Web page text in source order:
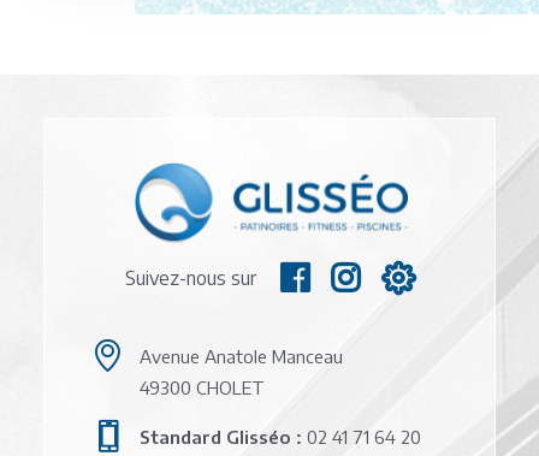
Suivez-nous sur
Avenue Anatole Manceau
49300 CHOLET
Standard Glisséo : 02 41 71 64 20